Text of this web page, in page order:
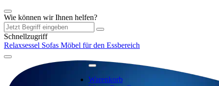
Wie können wir Ihnen helfen?
Schnellzugriff
Relaxsessel Sofas Möbel für den Essbereich
Warenkorb